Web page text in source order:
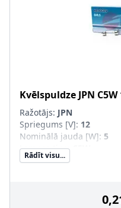
Kvēlspuldze JPN C5W
Ražotājs: JPN
Spriegums [V]: 12
Nominālā jauda [W]: 5
Lampas tips:
Rādīt visu...